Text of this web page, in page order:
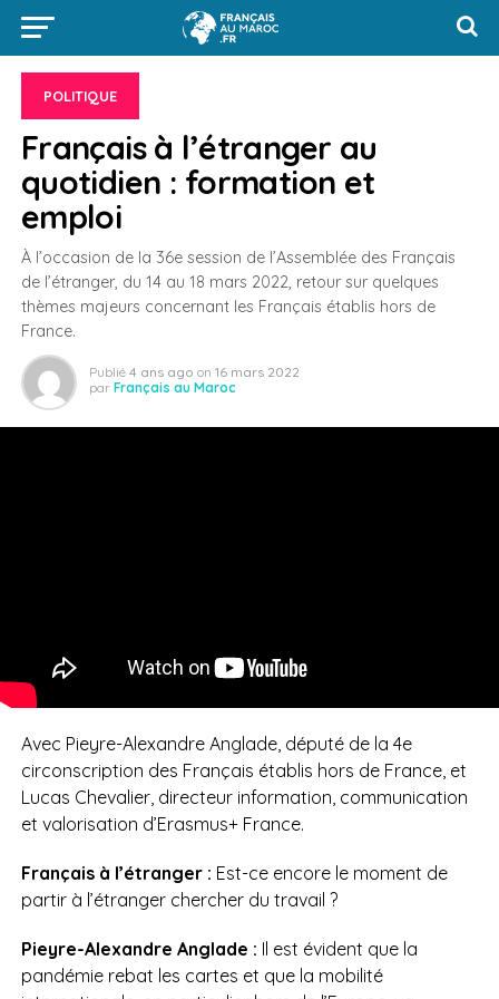
POLITIQUE
Français à l’étranger au
quotidien : formation et
emploi
À l’occasion de la 36e session de l’Assemblée des Français
de l’étranger, du 14 au 18 mars 2022, retour sur quelques
thèmes majeurs concernant les Français établis hors de
France.
Publié 4 ans ago on 16 mars 2022
par Français au Maroc
Avec Pieyre-Alexandre Anglade, député de la 4e
circonscription des Français établis hors de France, et
Lucas Chevalier, directeur information, communication
et valorisation d’Erasmus+ France.
Français à l’étranger : Est-ce encore le moment de
partir à l’étranger chercher du travail ?
Pieyre-Alexandre Anglade : Il est évident que la
pandémie rebat les cartes et que la mobilité